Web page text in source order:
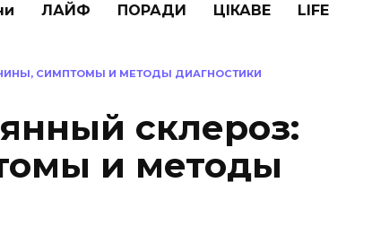
ЛАЙФ ПОРАДИ ЦІКАВЕ LIFE
СИМПТОМЫ И МЕТОДЫ ДИАГНОСТИКИ
склероз:
и методы